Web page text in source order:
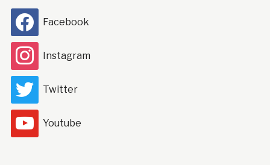
Facebook
Instagram
Twitter
Youtube